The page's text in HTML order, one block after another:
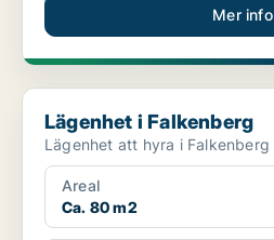
Mer info
Lägenhet i Falkenberg
Lägenhet i Falkenberg
Areal
Ca. 80 m2